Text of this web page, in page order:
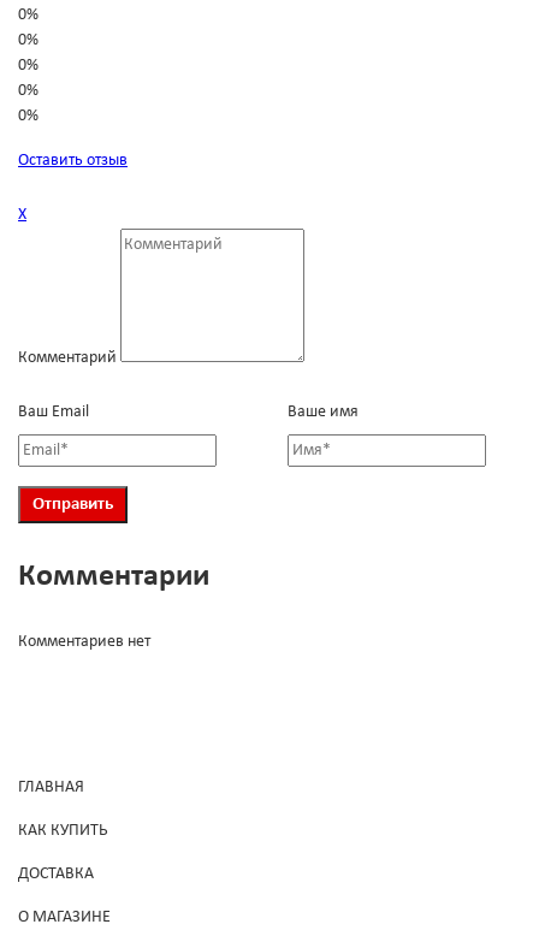
0%
0%
0%
0%
0%
Оставить отзыв
Х
Комментарий
Ваш Email Ваше имя
Комментарии
Комментариев нет
ГЛАВНАЯ
КАК КУПИТЬ
ДОСТАВКА
О МАГАЗИНЕ